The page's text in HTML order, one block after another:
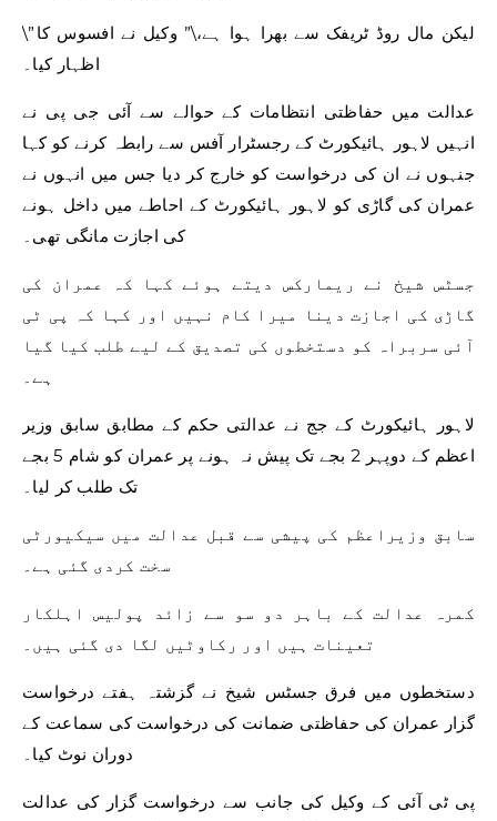
\”لیکن مال روڈ ٹریفک سے بھرا ہوا ہے،\” وکیل نے افسوس کا
اظہار کیا۔
عدالت میں حفاظتی انتظامات کے حوالے سے آئی جی پی نے
انہیں لاہور ہائیکورٹ کے رجسٹرار آفس سے رابطہ کرنے کو کہا
جنہوں نے ان کی درخواست کو خارج کر دیا جس میں انہوں نے
عمران کی گاڑی کو لاہور ہائیکورٹ کے احاطے میں داخل ہونے
کی اجازت مانگی تھی۔
جسٹس شیخ نے ریمارکس دیتے ہوئے کہا کہ عمران کی
گاڑی کی اجازت دینا میرا کام نہیں اور کہا کہ پی ٹی
آئی سربراہ کو دستخطوں کی تصدیق کے لیے طلب کیا گیا
ہے۔
لاہور ہائیکورٹ کے جج نے عدالتی حکم کے مطابق سابق وزیر
اعظم کے دوپہر 2 بجے تک پیش نہ ہونے پر عمران کو شام 5 بجے
تک طلب کر لیا۔
سابق وزیراعظم کی پیشی سے قبل عدالت میں سیکیورٹی
سخت کردی گئی ہے۔
کمرہ عدالت کے باہر دو سو سے زائد پولیس اہلکار
تعینات ہیں اور رکاوٹیں لگا دی گئی ہیں۔
دستخطوں میں فرق جسٹس شیخ نے گزشتہ ہفتے درخواست
گزار عمران کی حفاظتی ضمانت کی درخواست کی سماعت کے
دوران نوٹ کیا۔
پی ٹی آئی کے وکیل کی جانب سے درخواست گزار کی عدالت